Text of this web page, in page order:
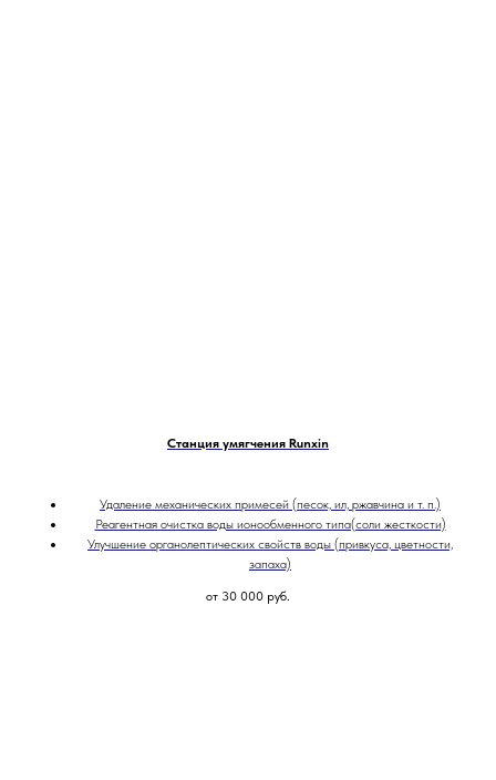
Станция умягчения Runxin
Удаление механических примесей (песок, ил, ржавчина и т. п.)
Реагентная очистка воды ионообменного типа(соли жесткости)
Улучшение органолептических свойств воды (привкуса, цветности,
запаха)
от 30 000 руб.